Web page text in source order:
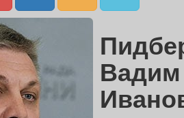
Вадим